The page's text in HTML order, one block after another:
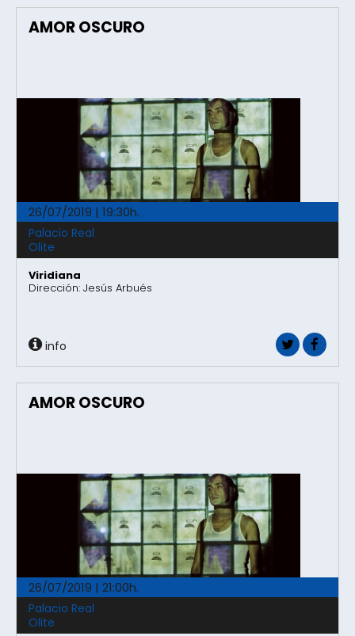
AMOR OSCURO
26/07/2019 | 19:30h.
Palacio Real
Olite
Viridiana
Dirección: Jesús Arbués
info
AMOR OSCURO
26/07/2019 | 21:00h.
Palacio Real
Olite